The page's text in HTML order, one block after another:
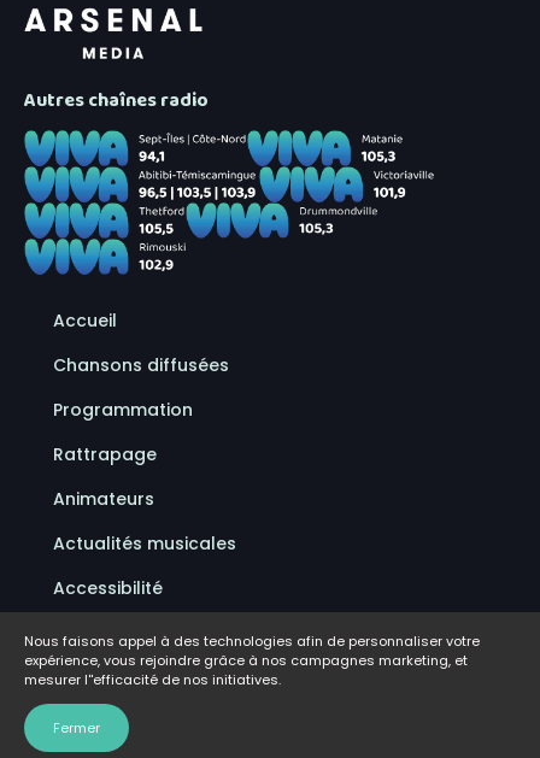
Autres chaînes radio
Accueil
Chansons diffusées
Programmation
Rattrapage
Animateurs
Actualités musicales
Accessibilité
Politique de confidentialité
Conditions d'utilisation
FAQ
Nous faisons appel à des technologies afin de personnaliser votre
expérience, vous rejoindre grâce à nos campagnes marketing, et
mesurer l''efficacité de nos initiatives.
Fermer